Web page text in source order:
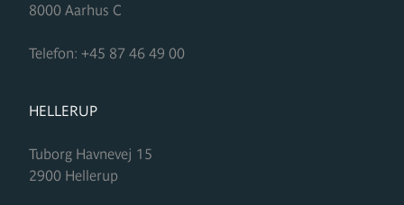
8000 Aarhus C
Telefon: +45 87 46 49 00
FORMUPLEJE
HELLERUP
Tuborg Havnevej 15
2900 Hellerup